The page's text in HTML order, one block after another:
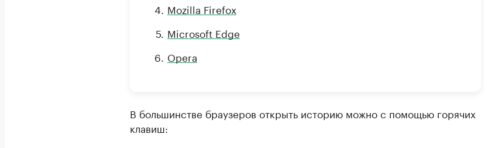
Mozilla Firefox
Microsoft Edge
Opera
В большинстве браузеров открыть историю можно с помощью горячих
клавиш: